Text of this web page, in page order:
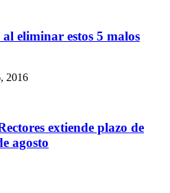
eliminar estos 5 malos
2016
extiende plazo de
agosto